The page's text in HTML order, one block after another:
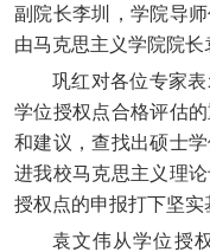
副院长李圳，学院导
由马克思主义学院院长
巩红对各位专家
学位授权点合格评估
和建议，查找出硕士
进我校马克思主义理
授权点的申报打下坚实
袁文伟从学位授